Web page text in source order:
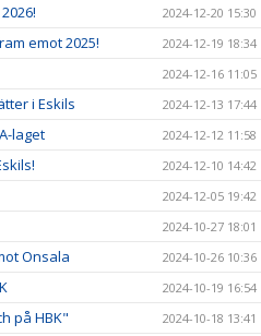
2024-12-20 15:30
emot 2025! 2024-12-19 18:34
2024-12-16 11:05
i Eskils 2024-12-13 17:44
laget 2024-12-12 11:58
2024-12-10 14:42
2024-12-05 19:42
2024-10-27 18:01
Onsala 2024-10-26 10:36
2024-10-19 16:54
på HBK" 2024-10-18 13:41